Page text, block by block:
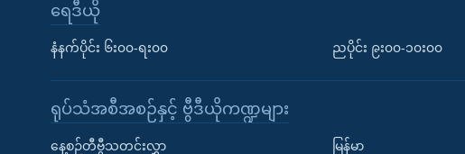
ရေဒီယို
နံနက်ပိုင်း ၆း၀၀-ရး၀၀ ညပိုင်း ၉း၀၀-၁၀း၀၀
ရုပ်သံအစီအစဉ်နှင့် ဗွီဒီယိုကဏ္ဍများ
နေ့စဉ်တီဗွီသတင်းလွှာ မြန်မာ